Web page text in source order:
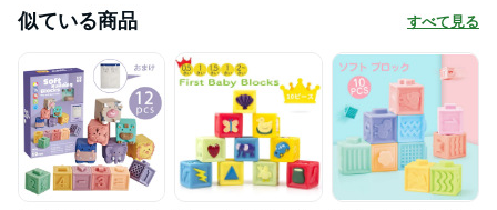
似ている商品 すべて見る